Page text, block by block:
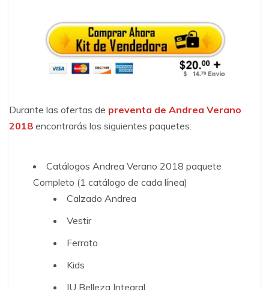
Durante las ofertas de preventa de Andrea Verano
2018 encontrarás los siguientes paquetes:
Catálogos Andrea Verano 2018 paquete
Completo (1 catálogo de cada línea)
Calzado Andrea
Vestir
Ferrato
Kids
IU Belleza Integral